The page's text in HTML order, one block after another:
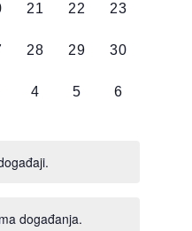
0
21
0
22
0
23
0
28
0
29
0
30
0
4
0
5
0
6
događanja.